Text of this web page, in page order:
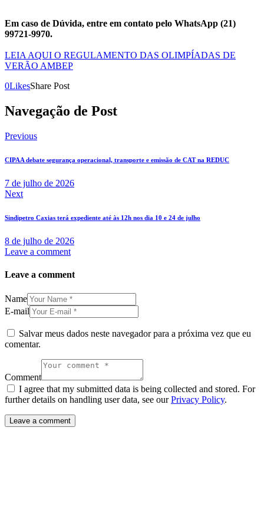
Em caso de Dúvida, entre em contato pelo WhatsApp (21)
99721-9970.
LEIA AQUI O REGULAMENTO DAS OLIMPÍADAS DE
VERÃO AMBEP
0LikesShare Post
Navegação de Post
Previous
CIPAA debate segurança operacional, transporte e emissão de CAT na REDUC
7 de julho de 2026
Next
Sindipetro Caxias terá expediente até às 12h nos dia 10 e 24 de julho
8 de julho de 2026
Leave a comment
Leave a comment
Name
E-mail
Salvar meus dados neste navegador para a próxima vez que eu
comentar.
Comment
I agree that my submitted data is being collected and stored. For
further details on handling user data, see ourPrivacy Policy.